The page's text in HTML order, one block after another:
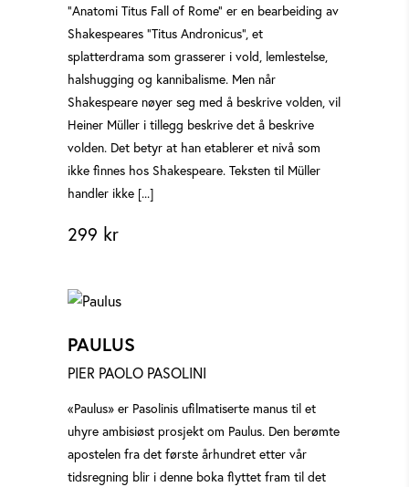
"Anatomi Titus Fall of Rome" er en bearbeiding av
Shakespeares "Titus Andronicus", et
splatterdrama som grasserer i vold, lemlestelse,
halshugging og kannibalisme. Men når
Shakespeare nøyer seg med å beskrive volden, vil
Heiner Müller i tillegg beskrive det å beskrive
volden. Det betyr at han etablerer et nivå som
ikke finnes hos Shakespeare. Teksten til Müller
handler ikke [...]
299 kr
PAULUS
PIER PAOLO PASOLINI
«Paulus» er Pasolinis ufilmatiserte manus til et
uhyre ambisiøst prosjekt om Paulus. Den berømte
apostelen fra det første århundret etter vår
tidsregning blir i denne boka flyttet fram til det